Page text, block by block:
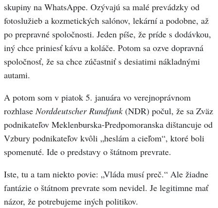
skupiny na WhatsAppe. Ozývajú sa malé prevádzky od
fotoslužieb a kozmetických salónov, lekární a podobne, až
po prepravné spoločnosti. Jeden píše, že príde s dodávkou,
iný chce priniesť kávu a koláče. Potom sa ozve dopravná
spoločnosť, že sa chce zúčastniť s desiatimi nákladnými
autami.
A potom som v piatok 5. januára vo verejnoprávnom
rozhlaseNorddeutscher Rundfunk (NDR) počul, že sa Zväz
podnikateľov Meklenburska-Predpomoranska dištancuje od
Vzbury podnikateľov kvôli „heslám a cieľom“, ktoré boli
spomenuté. Ide o predstavy o štátnom prevrate.
Iste, tu a tam niekto povie: „Vláda musí preč.“ Ale žiadne
fantázie o štátnom prevrate som nevidel. Je legitimne mať
názor, že potrebujeme iných politikov.